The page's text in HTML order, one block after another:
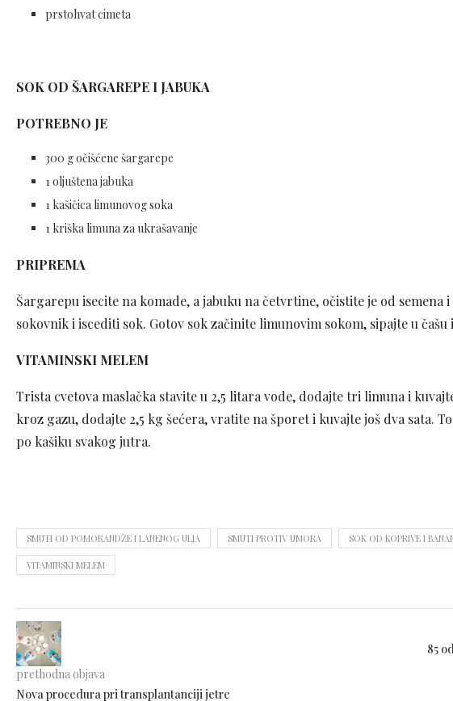
prstohvat cimeta
SOK OD ŠARGAREPE I JABUKA
POTREBNO JE
300 g očišćene šargarepe
1 oljuštena jabuka
1 kašičica limunovog soka
1 kriška limuna za ukrašavanje
PRIPREMA
Šargarepu isecite na komade, a jabuku na četvrtine, očistite je od semena
sokovnik i iscediti sok. Gotov sok začinite limunovim sokom, sipajte u
VITAMINSKI MELEM
Trista cvetova maslačka stavite u 2,5 litara vode, dodajte tri limuna i
kroz gazu, dodajte 2,5 kg šećera, vratite na šporet i kuvajte još dva sata.
po kašiku svakog jutra.
SMUTI OD POMORANDŽE I LANENOG ULJA SMUTI PROTIV UMORA SOK OD KOPRIVE I
VITAMINSKI MELEM
prethodna objava
Nova procedura pri transplantanciji jetre
85